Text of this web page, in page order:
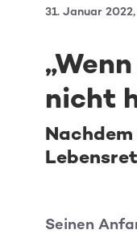
31. Januar
nicht
Seinen